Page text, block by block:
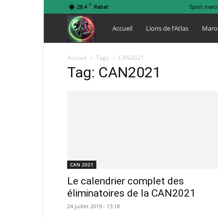
28.4 C Rabat Sport
Lions
de
Accueil Lions de l’Atlas
Accueil Tags CAN2021
Tag: CAN2021
CAN 2021
Le calendrier complet des
éliminatoires de la CAN2021
24 juillet 2019 - 13:18